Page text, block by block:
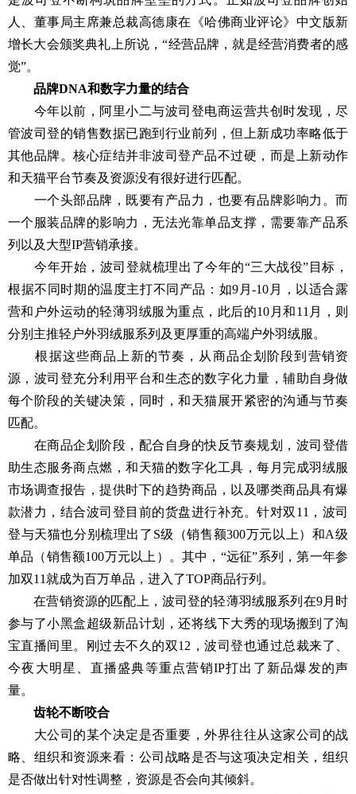
人、董事局主席兼总裁高德康在《哈佛商业评论》中文版新
增长大会颁奖典礼上所说，“经营品牌，就是经营消费者的感
觉”。
品牌DNA和数字力量的结合
今年以前，阿里小二与波司登电商运营共创时发现，尽
管波司登的销售数据已跑到行业前列，但上新成功率略低于
其他品牌。核心症结并非波司登产品不过硬，而是上新动作
和天猫平台节奏及资源没有很好进行匹配。
一个头部品牌，既要有产品力，也要有品牌影响力。而
一个服装品牌的影响力，无法光靠单品支撑，需要靠产品系
列以及大型IP营销承接。
今年开始，波司登就梳理出了今年的“三大战役”目标，
根据不同时期的温度主打不同产品：如9月-10月，以适合露
营和户外运动的轻薄羽绒服为重点，此后的10月和11月，则
分别主推轻户外羽绒服系列及更厚重的高端户外羽绒服。
根据这些商品上新的节奏，从商品企划阶段到营销资
源，波司登充分利用平台和生态的数字化力量，辅助自身做
每个阶段的关键决策，同时，和天猫展开紧密的沟通与节奏
匹配。
在商品企划阶段，配合自身的快反节奏规划，波司登借
助生态服务商点燃，和天猫的数字化工具，每月完成羽绒服
市场调查报告，提供时下的趋势商品，以及哪类商品具有爆
款潜力，结合波司登目前的货盘进行补充。针对双11，波司
登与天猫也分别梳理出了S级（销售额300万元以上）和A级
单品（销售额100万元以上）。其中，“远征”系列，第一年参
加双11就成为百万单品，进入了TOP商品行列。
在营销资源的匹配上，波司登的轻薄羽绒服系列在9月时
参与了小黑盒超级新品计划，还将线下大秀的现场搬到了淘
宝直播间里。刚过去不久的双12，波司登也通过总裁来了、
今夜大明星、直播盛典等重点营销IP打出了新品爆发的声
量。
齿轮不断咬合
大公司的某个决定是否重要，外界往往从这家公司的战
略、组织和资源来看：公司战略是否与这项决定相关，组织
是否做出针对性调整，资源是否会向其倾斜。